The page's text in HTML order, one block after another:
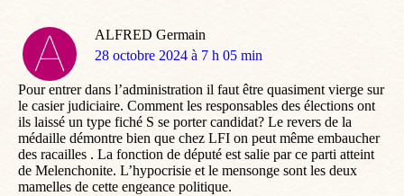
ALFRED Germain
dit
28 octobre 2024 à 7 h 05 min
Pour entrer dans l’administration il faut être quasiment vierge sur
le casier judiciaire. Comment les responsables des élections ont
ils laissé un type fiché S se porter candidat? Le revers de la
médaille démontre bien que chez LFI on peut même embaucher
des racailles . La fonction de député est salie par ce parti atteint
de Melenchonite. L’hypocrisie et le mensonge sont les deux
mamelles de cette engeance politique.